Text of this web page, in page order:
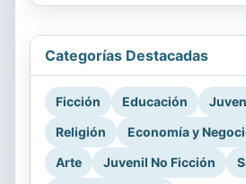
Categorías Destacadas
Ficción Educación
Religión
Economía y
Arte
Juvenil No Ficción